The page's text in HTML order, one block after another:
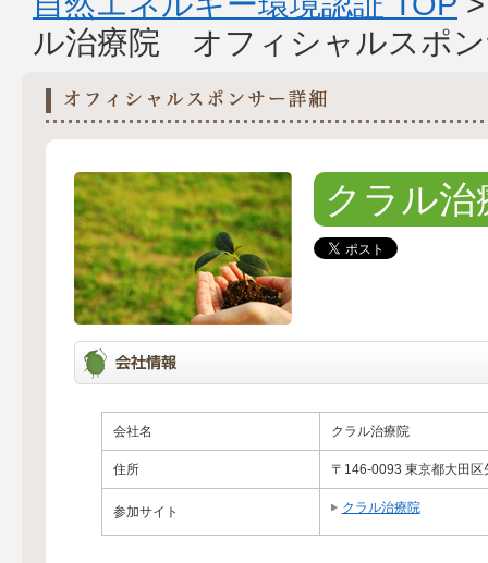
ル治療院 オフィシャルスポ
クラル治
会社名 クラル治療院
住所 〒146-0093 東京都大田
参加サイト クラル治療院